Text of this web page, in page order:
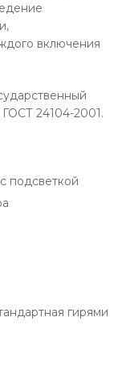
включения
ГОСТ 24104-2001.
подсветкой
гирями